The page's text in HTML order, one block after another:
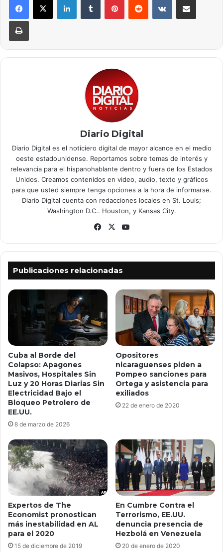
Diario Digital
Diario Digital es el noticiero digital de mayor alcance en el medio
oeste estadounidense. Reportamos sobre temas de interés y
relevancia para el hispanohablante dentro y fuera de los Estados
Unidos. Creamos contenidos en video, audio, texto y gráficos
para que usted siempre tenga opciones a la hora de informarse.
Diario Digital cuenta con redacciones locales en St. Louis;
Washington D.C.. Houston, y Kansas City.
Fa
bo
ok
X
ub
e
Publicaciones relacionadas
Cuba al Borde del
Colapso: Apagones
Masivos, Hospitales Sin
Luz y 20 Horas Diarias Sin
Electricidad Bajo el
Bloqueo Petrolero de
EE.UU.
8 de marzo de 2026
Opositores
nicaraguenses piden a
Pompeo sanciones para
Ortega y asistencia para
exiliados
22 de enero de 2020
Expertos de The
Economist pronostican
más inestabilidad en AL
para el 2020
15 de diciembre de 2019
En Cumbre Contra el
Terrorismo, EE.UU.
denuncia presencia de
Hezbolá en Venezuela
20 de enero de 2020